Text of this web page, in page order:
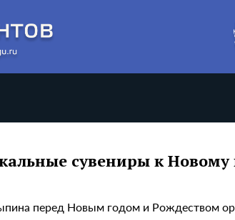
сувениры к Новому
перед Новым годом и Рождеством